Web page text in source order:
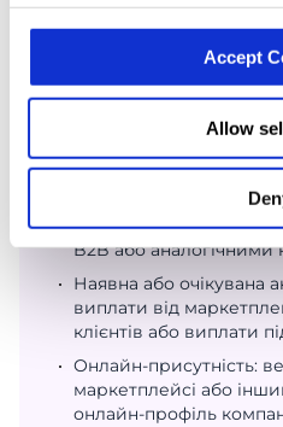
Accept
Allow
процес дистанційний і
Базові умови
або еквівалент) у
Легальна бізнес-
сервісами,
B2B або
Наявна або очікувана
виплати від
клієнтів або виплати
Онлайн-присутність:
маркетплейсі або
онлайн-профіль